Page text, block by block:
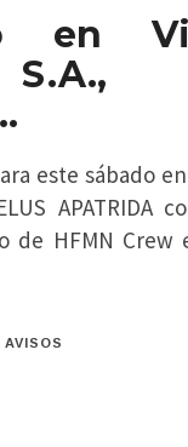
en
este sábado
APATRIDA
de HFMN
AVISOS